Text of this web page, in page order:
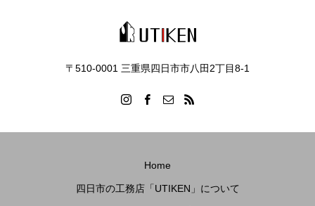
〒510-0001 三重県四日市市八田2丁目8‐1
Home
四日市の工務店「UTIKEN」について